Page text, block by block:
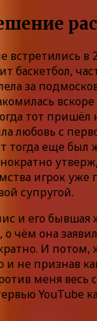
в
баскетбол,
за
вскоре
тот пришёл
любовь с
тогда еще был
игрок уже
супругой.
и его бывшая
чём она
И потом,
и не признав
меня весь
YouTube